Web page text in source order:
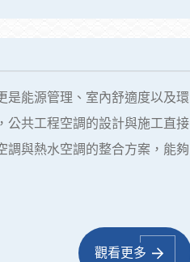
是能源管理、室內舒適度以及環
公共工程空調的設計與施工直接
調與熱水空調的整合方案，能夠
觀看更多